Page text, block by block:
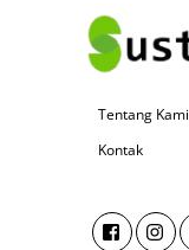
Tentang Kami
Kontak